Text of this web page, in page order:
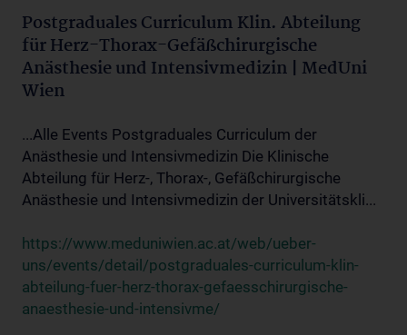
Postgraduales Curriculum Klin. Abteilung
für Herz-Thorax-Gefäßchirurgische
Anästhesie und Intensivmedizin | MedUni
Wien
...Alle Events Postgraduales Curriculum der
Anästhesie und Intensivmedizin Die Klinische
Abteilung für Herz-, Thorax-, Gefäßchirurgische
Anästhesie und Intensivmedizin der Universitätskli...
https://www.meduniwien.ac.at/web/ueber-
uns/events/detail/postgraduales-curriculum-klin-
abteilung-fuer-herz-thorax-gefaesschirurgische-
anaesthesie-und-intensivme/